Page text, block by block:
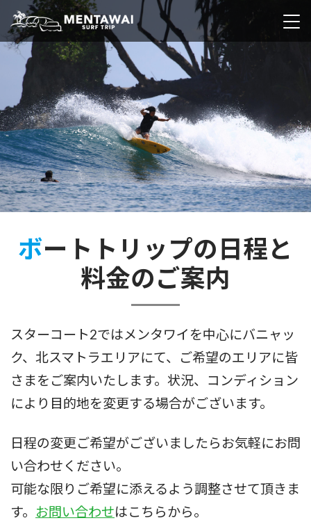
メンタワイ・サーフ
トリップ
ボートトリップの日程と
料金のご案内
スターコート2ではメンタワイを中心にバニャッ
ク、北スマトラエリアにて、ご希望のエリアに皆
さまをご案内いたします。状況、コンディション
により目的地を変更する場合がございます。
日程の変更ご希望がございましたらお気軽にお問
い合わせください。
可能な限りご希望に添えるよう調整させて頂きま
す。 お問い合わせはこちらから。